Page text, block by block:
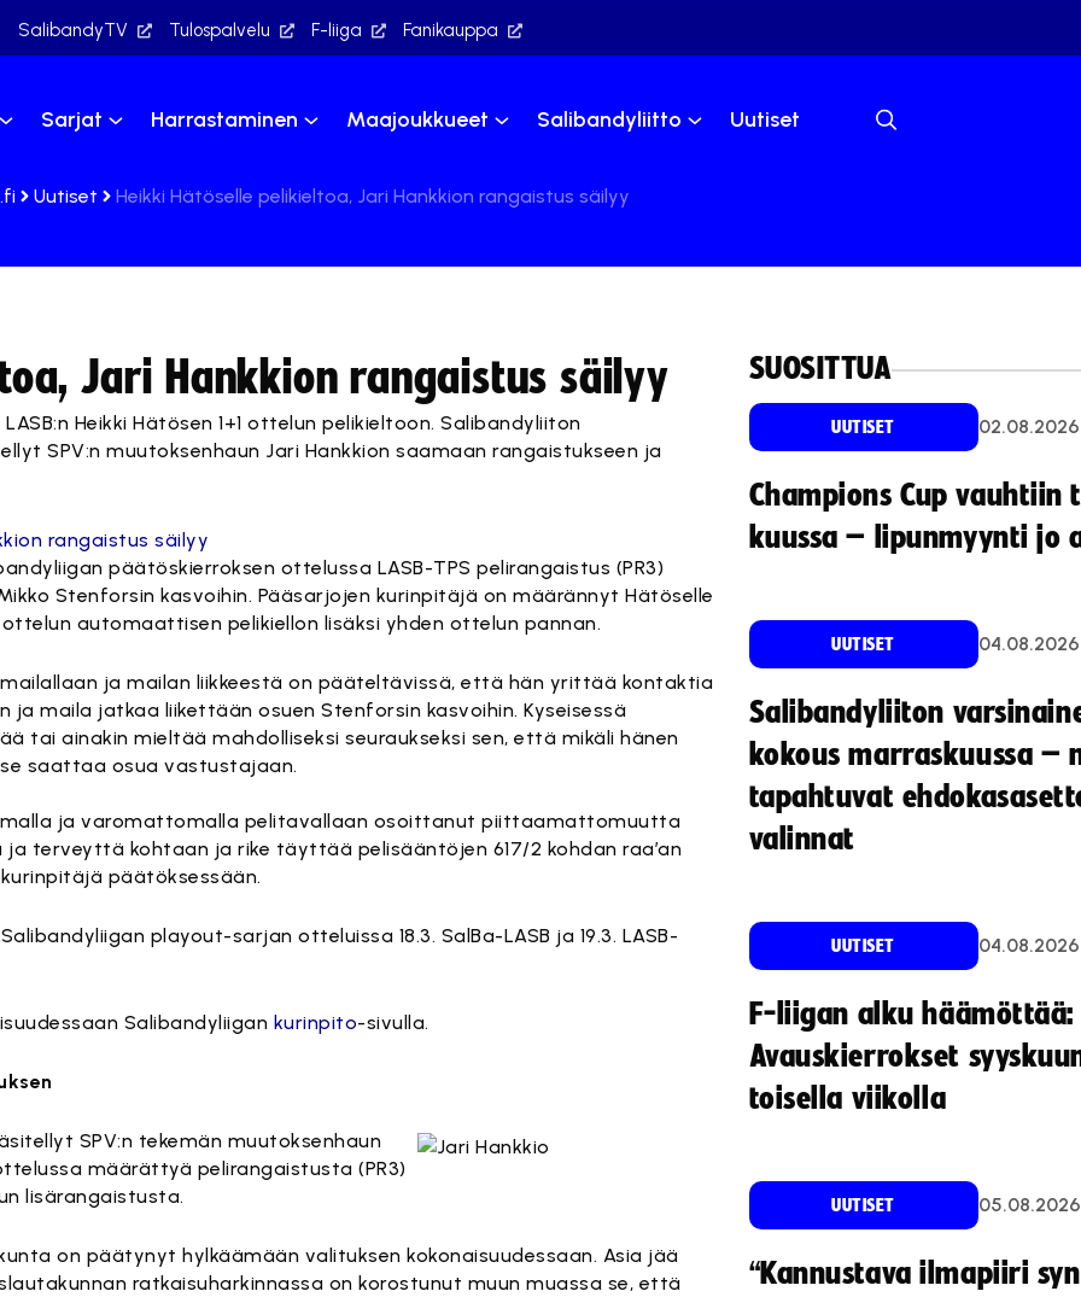
SalibandyTV Tulospalvelu F-liiga Fanikauppa
Sarjat Harrastaminen Maajoukkueet Salibandyliitto Uutiset
Uutiset Heikki Hätöselle pelikieltoa, Jari Hankkion rangaistus säilyy
Jari Hankkion rangaistus säilyy
Heikki Hätösen 1+1 ottelun pelikieltoon. Salibandyliiton
SPV:n muutoksenhaun Jari Hankkion saamaan rangaistukseen ja
päätöskierroksen ottelussa LASB-TPS pelirangaistus (PR3)
Stenforsin kasvoihin. Pääsarjojen kurinpitäjä on määrännyt Hätöselle
automaattisen pelikiellon lisäksi yhden ottelun pannan.
ja mailan liikkeestä on pääteltävissä, että hän yrittää kontaktia
ja maila jatkaa liikettään osuen Stenforsin kasvoihin. Kyseisessä
tai ainakin mieltää mahdolliseksi seuraukseksi sen, että mikäli hänen
saattaa osua vastustajaan.
ja varomattomalla pelitavallaan osoittanut piittaamattomuutta
terveyttä kohtaan ja rike täyttää pelisääntöjen 617/2 kohdan raa’an
päätöksessään.
playout-sarjan otteluissa 18.3. SalBa-LASB ja 19.3. LASB-
Salibandyliigan kurinpito-sivulla.
SPV:n tekemän muutoksenhaun
määrättyä pelirangaistusta (PR3)
lisärangaistusta.
on päätynyt hylkäämään valituksen kokonaisuudessaan. Asia jää
ratkaisuharkinnassa on korostunut muun muassa se, että
SUOSITTUA
UUTISET 02.08.2026
Champions Cup vauhtiin
kuussa – lipunmyynti jo
UUTISET 04.08.2026
Salibandyliiton
kokous marraskuussa –
tapahtuvat
valinnat
UUTISET 04.08.2026
F-liigan alku häämöttää:
Avauskierrokset
toisella viikolla
UUTISET 05.08.2026
“Kannustava ilmapiiri